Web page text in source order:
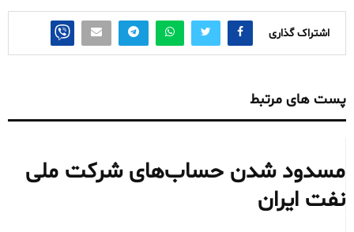
اشتراک گذاری
پست های مرتبط
مسدود شدن حساب‌های شرکت ملی
نفت ایران